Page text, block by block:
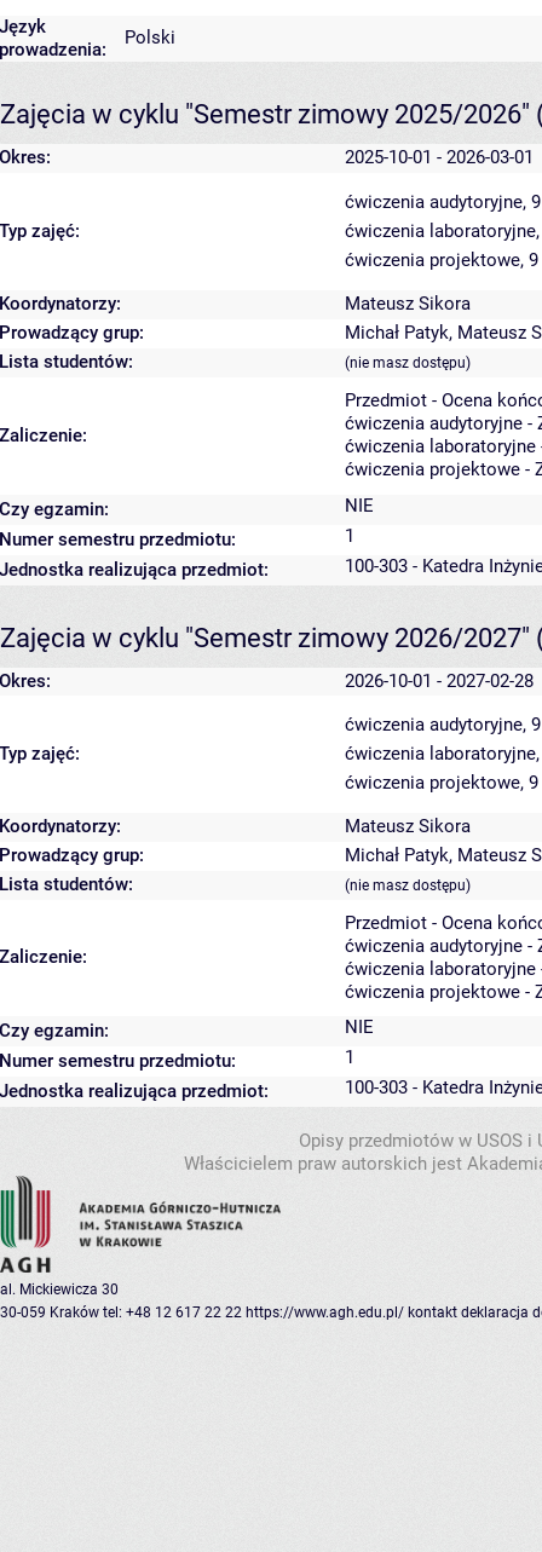
Język
prowadzenia:
Polski
Zajęcia w cyklu "Semestr zimowy 2025/2026"
Okres: 2025-10-01 - 2026-03-01
Typ zajęć:
ćwiczenia audytoryjne,
ćwiczenia
ćwiczenia projektowe,
Koordynatorzy:
Mateusz Sikora
Prowadzący grup:
Michał Patyk, Mateusz
Lista studentów:
(nie masz dostępu)
Zaliczenie:
Przedmiot - Ocena
ćwiczenia audytoryjne -
ćwiczenia laboratoryjne
ćwiczenia projektowe -
Czy egzamin:
NIE
Numer semestru przedmiotu:
1
Jednostka realizująca przedmiot:
100-303 - Katedra
Zajęcia w cyklu "Semestr zimowy 2026/2027"
Okres: 2026-10-01 - 2027-02-28
Typ zajęć:
ćwiczenia audytoryjne,
ćwiczenia
ćwiczenia projektowe,
Koordynatorzy:
Mateusz Sikora
Prowadzący grup:
Michał Patyk, Mateusz
Lista studentów:
(nie masz dostępu)
Zaliczenie:
Przedmiot - Ocena
ćwiczenia audytoryjne -
ćwiczenia laboratoryjne
ćwiczenia projektowe -
Czy egzamin:
NIE
Numer semestru przedmiotu:
1
Jednostka realizująca przedmiot:
100-303 - Katedra
Opisy przedmiotów w USOS
Właścicielem praw autorskich jest
al. Mickiewicza 30
30-059 Kraków tel: +48 12 617 22 22 https://www.agh.edu.pl/ kontakt deklaracja